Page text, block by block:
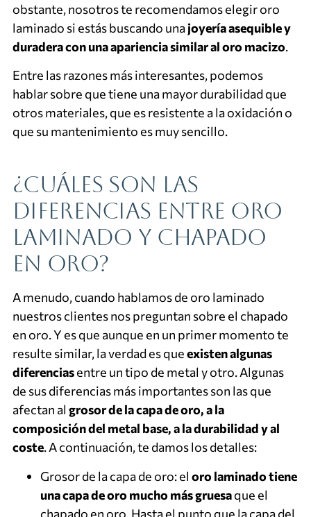
obstante, nosotros te recomendamos elegir oro
laminado si estás buscando unajoyería asequible y
duradera con una apariencia similar al oro macizo.
Entre las razones más interesantes, podemos
hablar sobre que tiene una mayor durabilidad que
otros materiales, que es resistente a la oxidación o
que su mantenimiento es muy sencillo.
¿Cuáles son las
diferencias entre oro
laminado y chapado
en oro?
A menudo, cuando hablamos de oro laminado
nuestros clientes nos preguntan sobre el chapado
en oro. Y es que aunque en un primer momento te
resulte similar, la verdad es queexisten algunas
diferenciasentre un tipo de metal y otro. Algunas
de sus diferencias más importantes son las que
afectan al grosor de la capa de oro, a la
composición del metal base, a la durabilidad y al
coste. A continuación, te damos los detalles:
Grosor de la capa de oro: el oro laminado tiene
una capa de oro mucho más gruesaque el
chapado en oro. Hasta el punto que la capa del